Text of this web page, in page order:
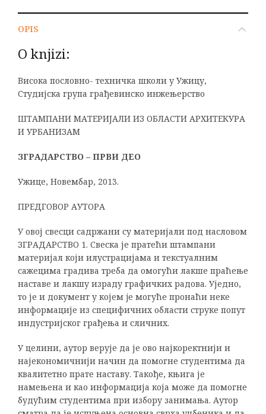
OPIS
O knjizi:
Висока пословно- техничка школи у Ужицу,
Студијска група грађевинско инжењерство
ШТАМПАНИ МАТЕРИЈАЛИ ИЗ ОБЛАСТИ АРХИТЕКУРА
И УРБАНИЗАМ
ЗГРАДАРСТВО – ПРВИ ДЕО
Ужице, Новембар, 2013.
ПРЕДГОВОР АУТОРА
У овој свесци садржани су материјали под насловом
ЗГРАДАРСТВО 1. Свеска је пратећи штампани
материјал који илустрацијама и текстуалним
сажецима градива треба да омогући лакше праћење
наставе и лакшу израду графичких радова. Уједно,
то је и документ у којем je могуће пронаћи неке
информације из специфичних области струке попут
индустријског грађења и сличних.
У целини, аутор верује да је ово најкоректнији и
најекономичнији начин да помогне студентима да
квалитетно прате наставу. Такође, књига је
намењена и као информација која може да помогне
будућим студентима при избору занимања. Аутор